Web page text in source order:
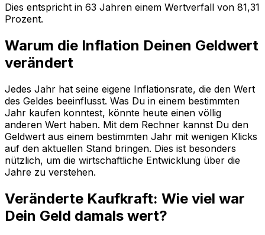
Dies entspricht in 63 Jahren einem Wertverfall von 81,31
Prozent.
Warum die Inflation Deinen Geldwert
verändert
Jedes Jahr hat seine eigene Inflationsrate, die den Wert
des Geldes beeinflusst. Was Du in einem bestimmten
Jahr kaufen konntest, könnte heute einen völlig
anderen Wert haben. Mit dem Rechner kannst Du den
Geldwert aus einem bestimmten Jahr mit wenigen Klicks
auf den aktuellen Stand bringen. Dies ist besonders
nützlich, um die wirtschaftliche Entwicklung über die
Jahre zu verstehen.
Veränderte Kaufkraft: Wie viel war
Dein Geld damals wert?